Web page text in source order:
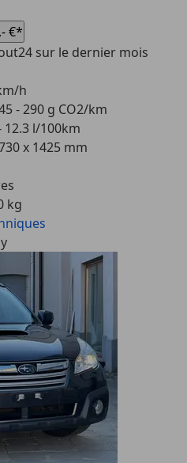
€*
sur le dernier mois
h
- 290 g CO2/km
12.3 l/100km
x 1425 mm
kg